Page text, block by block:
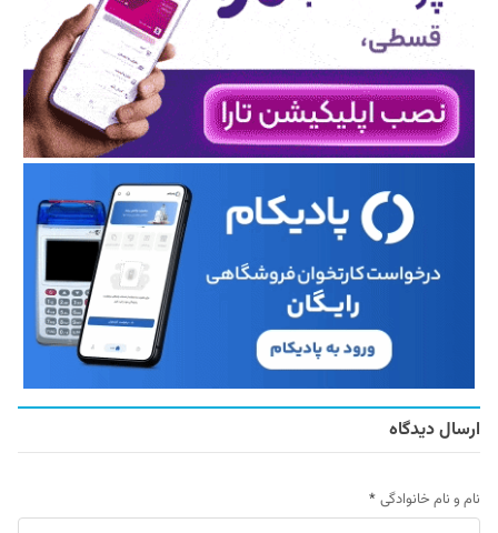
ارسال دیدگاه
نام و نام خانوادگی *